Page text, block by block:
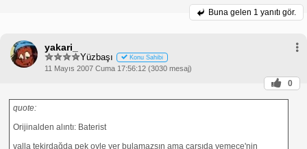
Buna gelen 1 yanıtı gör.
yakari_
Yüzbaşı Konu Sahibi
11 Mayıs 2007 Cuma 17:56:12 (3030 mesaj)
0
quote:
Orijinalden alıntı: Baterist
valla tekirdağda pek oyle yer bulamazsın ama çarşıda yemece'nin